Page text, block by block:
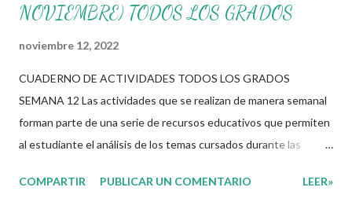
NOVIEMBRE) TODOS LOS GRADOS
noviembre 12, 2022
CUADERNO DE ACTIVIDADES TODOS LOS GRADOS
SEMANA 12 Las actividades que se realizan de manera semanal
forman parte de una serie de recursos educativos que permiten
al estudiante el análisis de los temas cursados durante las
relacionar aquellos contenidos que sean de su interés con el
COMPARTIR PUBLICAR UN COMENTARIO LEER»